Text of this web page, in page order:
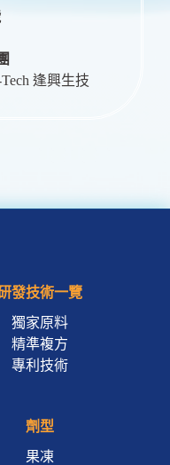
逢興生技
發技術一覽
獨家原料
精準複方
專利技術
劑型
果凍